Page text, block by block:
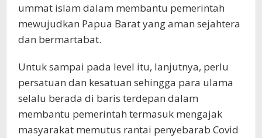
ummat islam dalam membantu pemerintah
mewujudkan Papua Barat yang aman sejahtera
dan bermartabat.
Untuk sampai pada level itu, lanjutnya, perlu
persatuan dan kesatuan sehingga para ulama
selalu berada di baris terdepan dalam
membantu pemerintah termasuk mengajak
masyarakat memutus rantai penyebarab Covid